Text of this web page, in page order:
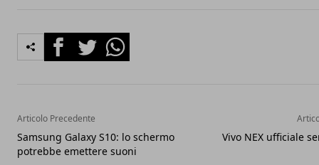
FacebookTwitterWhatsapp
Articolo Precedente
Samsung Galaxy S10: lo schermo
potrebbe emettere suoni
Vivo NEX ufficiale